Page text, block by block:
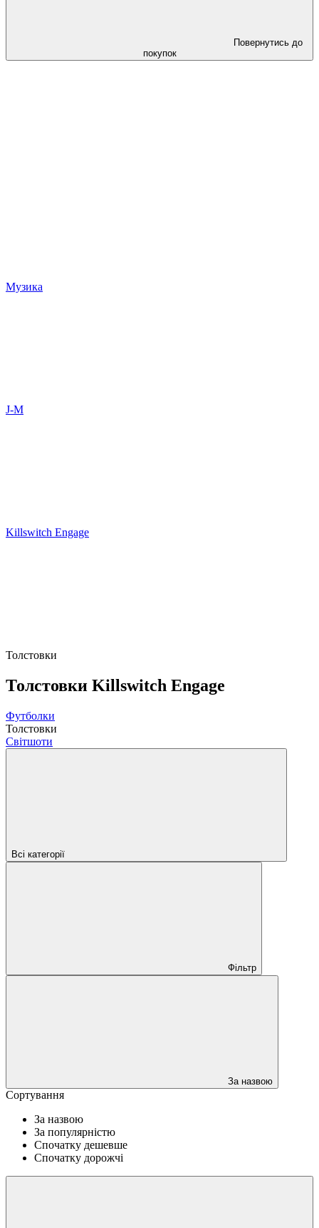
Повернутись до
покупок
Музика
J-M
Killswitch Engage
Толстовки
Толстовки Killswitch Engage
Футболки
Толстовки
Світшоти
Всі категорії
Фільтр
За назвою
Сортування
За назвою
За популярністю
Спочатку дешевше
Спочатку дорожчі